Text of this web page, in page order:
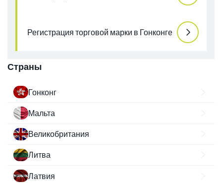
Регистрация торговой марки в Гонконге
Страны
Гонконг
Мальта
Великобритания
Литва
Латвия